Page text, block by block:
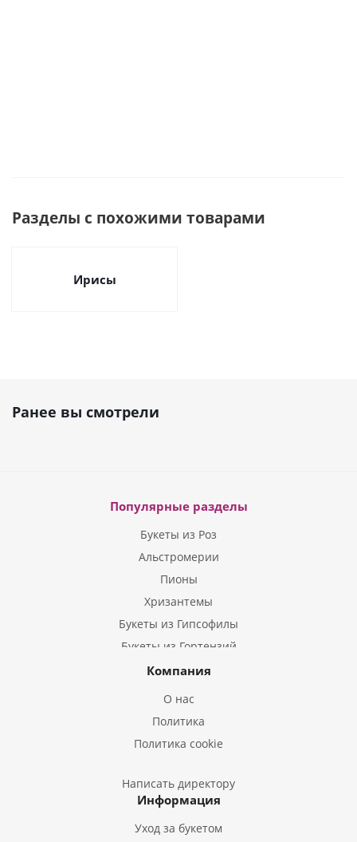
Разделы с похожими товарами
Ирисы
Ранее вы смотрели
Популярные разделы
Букеты из Роз
Альстромерии
Пионы
Хризантемы
Букеты из Гипсофилы
Букеты из Гортензий
Букеты из Ирисов
Букеты из Эустом
Букеты из Гладиолусов
Букеты из Тюльпанов
Компания
О нас
Политика
Политика cookie
Написать директору
Информация
Уход за букетом